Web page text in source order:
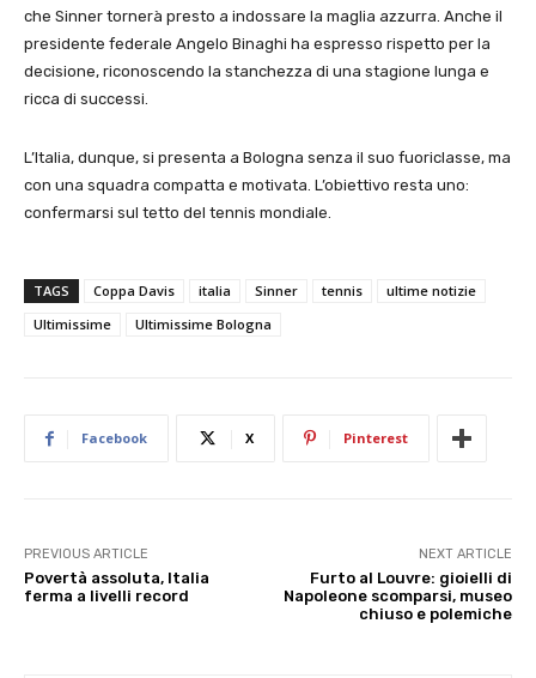
che Sinner tornerà presto a indossare la maglia azzurra. Anche il
presidente federale Angelo Binaghi ha espresso rispetto per la
decisione, riconoscendo la stanchezza di una stagione lunga e
ricca di successi.
L’Italia, dunque, si presenta a Bologna senza il suo fuoriclasse, ma
con una squadra compatta e motivata. L’obiettivo resta uno:
confermarsi sul tetto del tennis mondiale.
TAGS Coppa Davis italia Sinner tennis
ultime notizie
Ultimissime
Ultimissime Bologna
Facebook X Pinterest
PREVIOUS ARTICLE
Povertà assoluta, Italia
ferma a livelli record
NEXT ARTICLE
Furto al Louvre: gioielli di
Napoleone scomparsi, museo
chiuso e polemiche